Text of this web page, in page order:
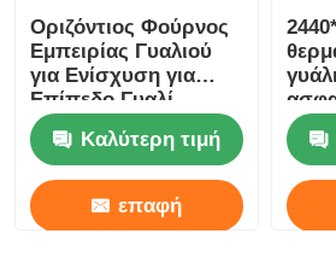
Οριζόντιος Φούρνος
Εμπειρίας Γυαλιού
για Ενίσχυση για
Επίπεδο Γυαλί
Κτιρίων
Καλύτερη τιμή
επαφή